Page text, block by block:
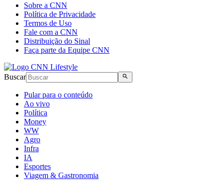
Sobre a CNN
Política de Privacidade
Termos de Uso
Fale com a CNN
Distribuição do Sinal
Faça parte da Equipe CNN
Buscar
Pular para o conteúdo
Ao vivo
Política
Money
WW
Agro
Infra
IA
Esportes
Viagem & Gastronomia